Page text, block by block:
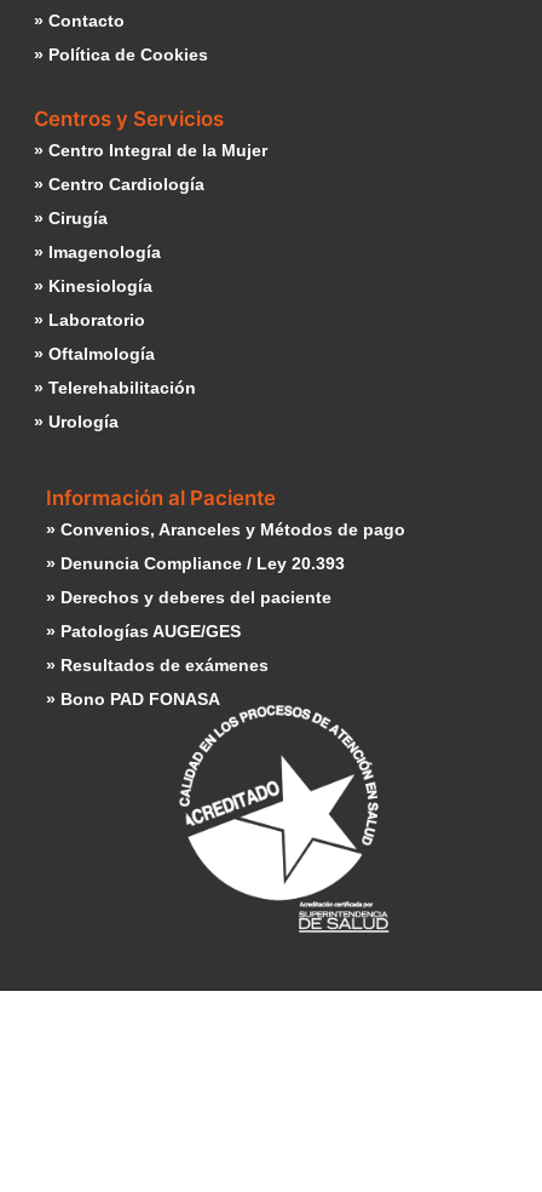
» Contacto
» Política de Cookies
Centros y Servicios
» Centro Integral de la Mujer
» Centro Cardiología
» Cirugía
» Imagenología
» Kinesiología
» Laboratorio
» Oftalmología
» Telerehabilitación
» Urología
Información al Paciente
» Convenios, Aranceles y Métodos de pago
» Denuncia Compliance / Ley 20.393
» Derechos y deberes del paciente
» Patologías AUGE/GES
» Resultados de exámenes
» Bono PAD FONASA